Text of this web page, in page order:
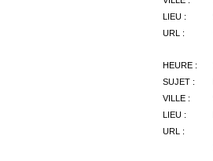
LIEU :
URL :
HEURE :
SUJET :
VILLE :
LIEU :
URL :